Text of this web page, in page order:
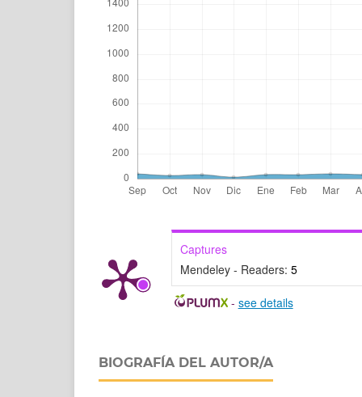
Captures
Mendeley - Readers: 5
- see details
BIOGRAFÍA DEL AUTOR/A